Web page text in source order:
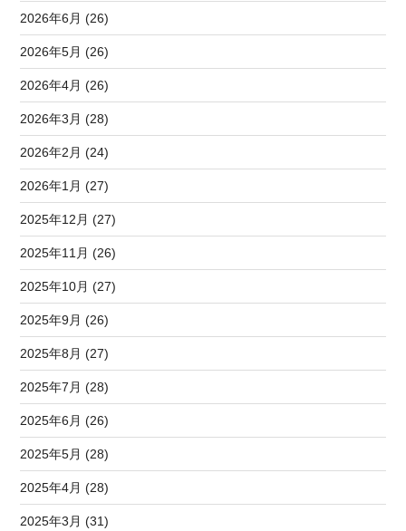
2026年6月 (26)
2026年5月 (26)
2026年4月 (26)
2026年3月 (28)
2026年2月 (24)
2026年1月 (27)
2025年12月 (27)
2025年11月 (26)
2025年10月 (27)
2025年9月 (26)
2025年8月 (27)
2025年7月 (28)
2025年6月 (26)
2025年5月 (28)
2025年4月 (28)
2025年3月 (31)